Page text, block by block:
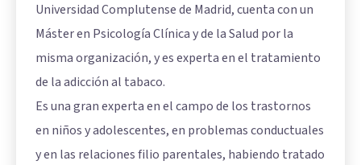
Universidad Complutense de Madrid, cuenta con un
Máster en Psicología Clínica y de la Salud por la
misma organización, y es experta en el tratamiento
de la adicción al tabaco.
Es una gran experta en el campo de los trastornos
en niños y adolescentes, en problemas conductuales
y en las relaciones filio parentales, habiendo tratado